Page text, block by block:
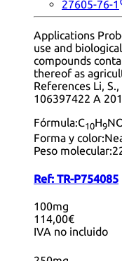
27605-76-1
Applications
use and
compounds
thereof as
References Li,
106397422 A
Fórmula:C10H9
Forma y color:
Peso molecular:
Ref: TR-P754085
100mg
114,00€
IVA no incluido